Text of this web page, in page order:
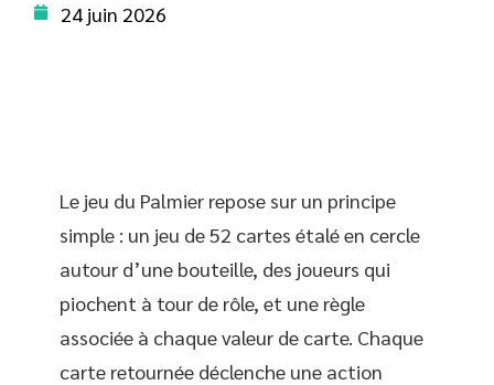
24 juin 2026
Le jeu du Palmier repose sur un principe
simple : un jeu de 52 cartes étalé en cercle
autour d’une bouteille, des joueurs qui
piochent à tour de rôle, et une règle
associée à chaque valeur de carte. Chaque
carte retournée déclenche une action